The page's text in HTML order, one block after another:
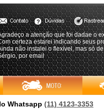
a atenção que foi dadae o
certeza estarei indicando seus
não instalei o flexível, mas só
por email
Whatsapp (11) 4123-3353